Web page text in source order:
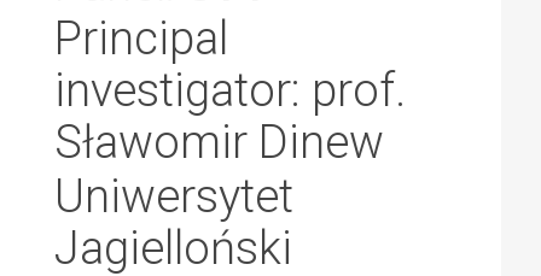
Principal
investigator: prof.
Sławomir Dinew
Uniwersytet
Jagielloński